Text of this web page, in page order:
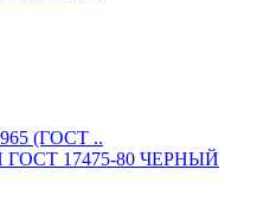
(ГОСТ ..
17475-80 ЧЕРНЫЙ